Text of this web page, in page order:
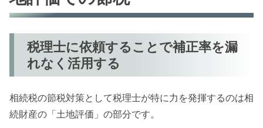
税理士に依頼することで補正率を漏
れなく活用する
相続税の節税対策として税理士が特に力を発揮するのは相
続財産の「土地評価」の部分です。